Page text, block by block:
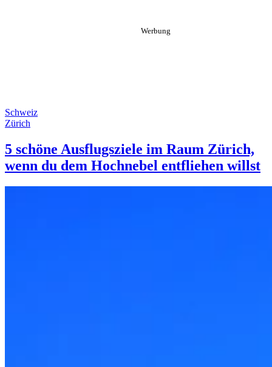
Schweiz
Zürich
5 schöne Ausflugsziele im Raum Zürich,
wenn du dem Hochnebel entfliehen willst